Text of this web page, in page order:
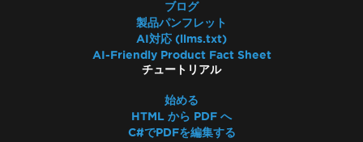
ブログ
製品パンフレット
AI対応 (llms.txt)
AI-Friendly Product Fact Sheet
チュートリアル
始める
HTML から PDF へ
C#でPDFを編集する